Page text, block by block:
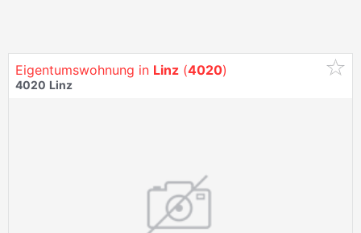
Eigentumswohnung in Linz (4020)
4020 Linz